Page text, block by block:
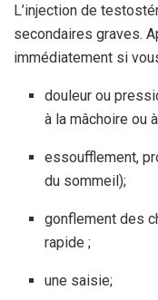
L’injection de
secondaires graves.
immédiatement si
douleur ou
à la mâchoire ou
essoufflement,
du sommeil);
gonflement des
rapide ;
une saisie;